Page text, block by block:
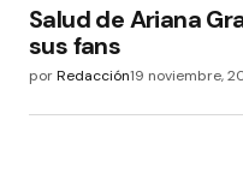
Salud de Ariana
sus fans
porRedacción19 noviembre,